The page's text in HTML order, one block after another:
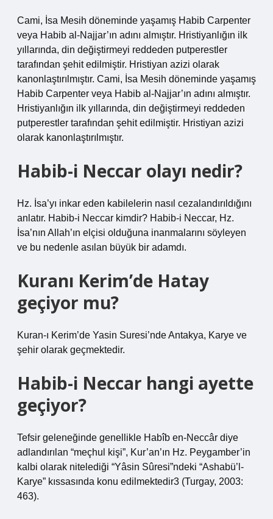
Cami, İsa Mesih döneminde yaşamış Habib Carpenter
veya Habib al-Najjar’ın adını almıştır. Hristiyanlığın ilk
yıllarında, din değiştirmeyi reddeden putperestler
tarafından şehit edilmiştir. Hristiyan azizi olarak
kanonlaştırılmıştır. Cami, İsa Mesih döneminde yaşamış
Habib Carpenter veya Habib al-Najjar’ın adını almıştır.
Hristiyanlığın ilk yıllarında, din değiştirmeyi reddeden
putperestler tarafından şehit edilmiştir. Hristiyan azizi
olarak kanonlaştırılmıştır.
Habib-i Neccar olayı nedir?
Hz. İsa’yı inkar eden kabilelerin nasıl cezalandırıldığını
anlatır. Habib-i Neccar kimdir? Habib-i Neccar, Hz.
İsa’nın Allah’ın elçisi olduğuna inanmalarını söyleyen
ve bu nedenle asılan büyük bir adamdı.
Kuranı Kerim’de Hatay
geçiyor mu?
Kuran-ı Kerim’de Yasin Suresi’nde Antakya, Karye ve
şehir olarak geçmektedir.
Habib-i Neccar hangi ayette
geçiyor?
Tefsir geleneğinde genellikle Habîb en-Neccâr diye
adlandırılan “meçhul kişi”, Kur’an’ın Hz. Peygamber’in
kalbi olarak nitelediği “Yâsin Sûresi”ndeki “Ashabü’l-
Karye” kıssasında konu edilmektedir3 (Turgay, 2003:
463).